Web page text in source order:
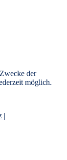
der
möglich.
|